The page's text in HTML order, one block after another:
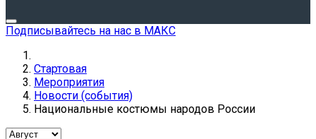
Подписывайтесь на нас в МАКС
Стартовая
Мероприятия
Новости (события)
Национальные костюмы народов России